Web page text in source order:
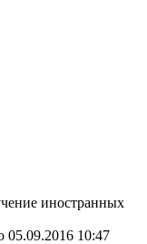
иностранных
05.09.2016 10:47